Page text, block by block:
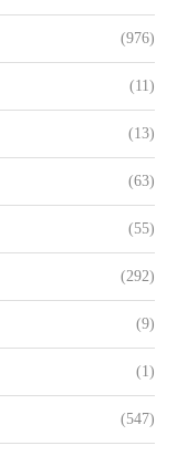
(976)
(11)
(13)
(63)
(55)
(292)
(9)
(1)
(547)